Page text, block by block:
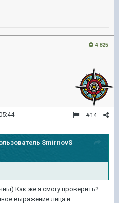
4 825
#14
SmirnovS
Как же я смогу проверить?
выражение лица и